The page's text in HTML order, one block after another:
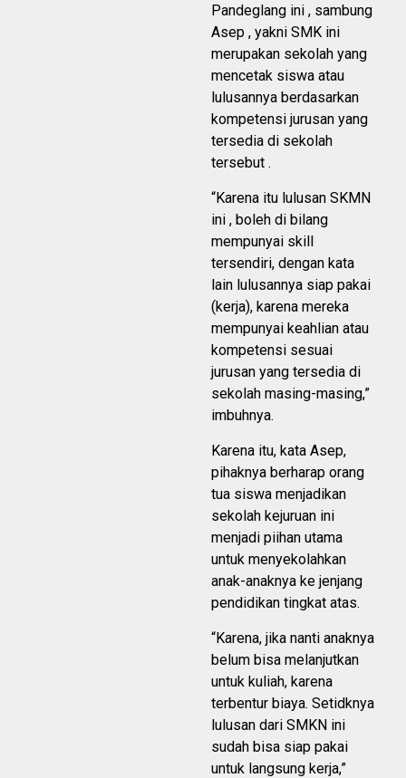
Pandeglang ini , sambung
Asep , yakni SMK ini
merupakan sekolah yang
mencetak siswa atau
lulusannya berdasarkan
kompetensi jurusan yang
tersedia di sekolah
tersebut .
“Karena itu lulusan SKMN
ini , boleh di bilang
mempunyai skill
tersendiri, dengan kata
lain lulusannya siap pakai
(kerja), karena mereka
mempunyai keahlian atau
kompetensi sesuai
jurusan yang tersedia di
sekolah masing-masing,”
imbuhnya.
Karena itu, kata Asep,
pihaknya berharap orang
tua siswa menjadikan
sekolah kejuruan ini
menjadi piihan utama
untuk menyekolahkan
anak-anaknya ke jenjang
pendidikan tingkat atas.
“Karena, jika nanti anaknya
belum bisa melanjutkan
untuk kuliah, karena
terbentur biaya. Setidknya
lulusan dari SMKN ini
sudah bisa siap pakai
untuk langsung kerja,”